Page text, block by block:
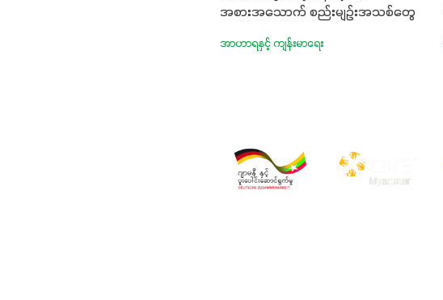
အစားအသောက် စည်းမျဉ်းအသစ်တွေ
အာဟာရနှင့် ကျန်းမာရေး